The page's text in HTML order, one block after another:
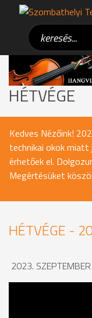
HÉTVÉGE
Kedves Nézőink!
technikai okok miatt
érhetőek el.
Megértésüket
HÉTVÉGE -
2023.